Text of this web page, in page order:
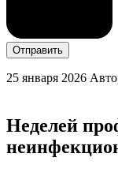
Отправить
25 января 2026
Неделей